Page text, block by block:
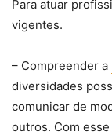
Para atuar
vigentes.
– Compreender a
diversidades
comunicar de
outros. Com